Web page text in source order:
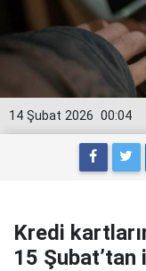
00:04
14 Şubat 2026
Kredi
15